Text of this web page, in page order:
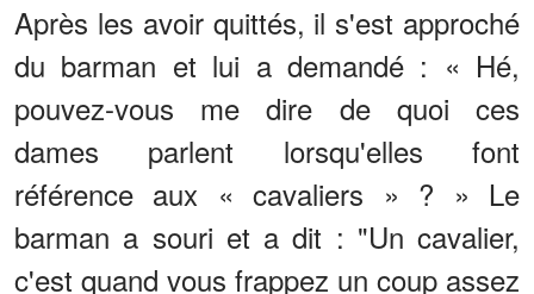
Après les avoir quittés, il s'est approché
du barman et lui a demandé : « Hé,
pouvez-vous me dire de quoi ces
dames parlent lorsqu'elles font
référence aux « cavaliers » ? » Le
barman a souri et a dit : "Un cavalier,
c'est quand vous frappez un coup assez